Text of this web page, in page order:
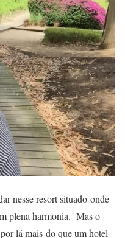
nesse resort situado onde
plena harmonia. Mas o
lá mais do que um hotel